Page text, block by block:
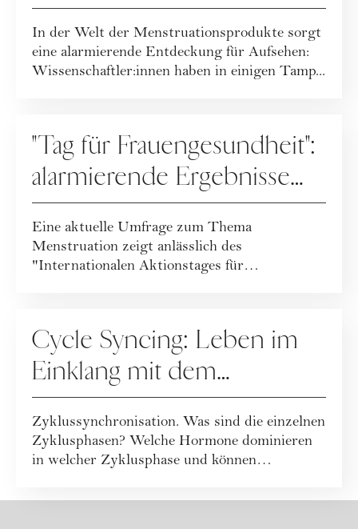
In der Welt der Menstruationsprodukte sorgt
eine alarmierende Entdeckung für Aufsehen:
Wissenschaftler:innen haben in einigen Tamp...
"Tag für Frauengesundheit":
alarmierende Ergebnisse
des Menstruationsreports
Eine aktuelle Umfrage zum Thema
Menstruation zeigt anlässlich des
"Internationalen Aktionstages für
Cycle Syncing: Leben im
Einklang mit dem
weiblichen Zyklus
Zyklussynchronisation. Was sind die einzelnen
Zyklusphasen? Welche Hormone dominieren
in welcher Zyklusphase und können